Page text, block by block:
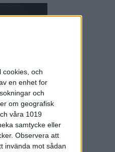
cookies, och
en enhet for
och
om geografisk
våra 1019
samtycke eller
Observera att
invända mot sådan